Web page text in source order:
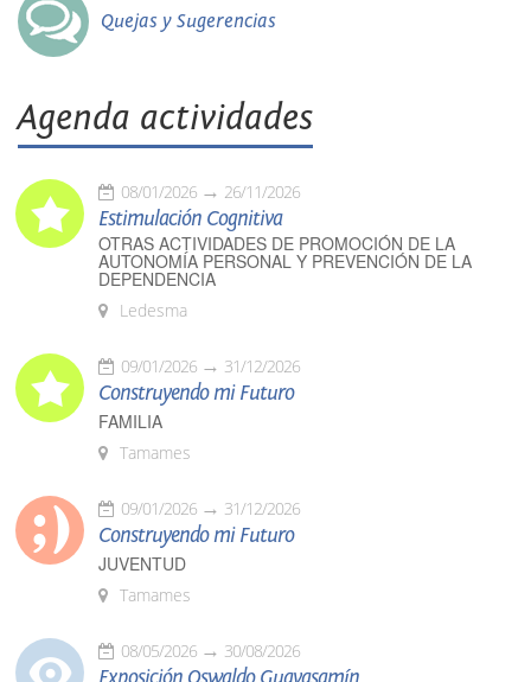
Quejas y Sugerencias
Agenda actividades
08/01/2026 26/11/2026
Estimulación Cognitiva
OTRAS ACTIVIDADES DE PROMOCIÓN DE LA
AUTONOMÍA PERSONAL Y PREVENCIÓN DE LA
DEPENDENCIA
Ledesma
09/01/2026 31/12/2026
Construyendo mi Futuro
FAMILIA
Tamames
09/01/2026 31/12/2026
Construyendo mi Futuro
JUVENTUD
Tamames
08/05/2026 30/08/2026